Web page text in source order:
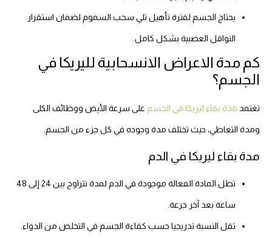
يحتاج الجسم لفترة تأهيل تلي سحب السموم لضمان استقرار
النواقل العصبية بشكل كامل.
كم مدة الاعراض الانسحابية لليريكا في
الجسم؟
تعتمد مدة بقاء ليريكا في الجسم على سرعة الأيض ووظائف الكلى
ومدة التعاطي، حيث تختلف مدة وجوده في كل جزء من الجسم.
مدة بقاء ليريكا في الدم
تظل المادة الفعالة موجودة في الدم لمدة تتراوح بين 24 إلى 48
ساعة بعد آخر جرعة.
تقل النسبة تدريجيا حسب كفاءة الجسم في التخلص من الدواء.